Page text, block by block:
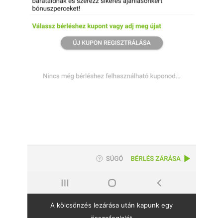
A kölcsönzés lezárása után kapunk egy